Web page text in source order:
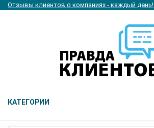
Отзывы клиентов о компаниях - каждый день!
КАТЕГОРИИ